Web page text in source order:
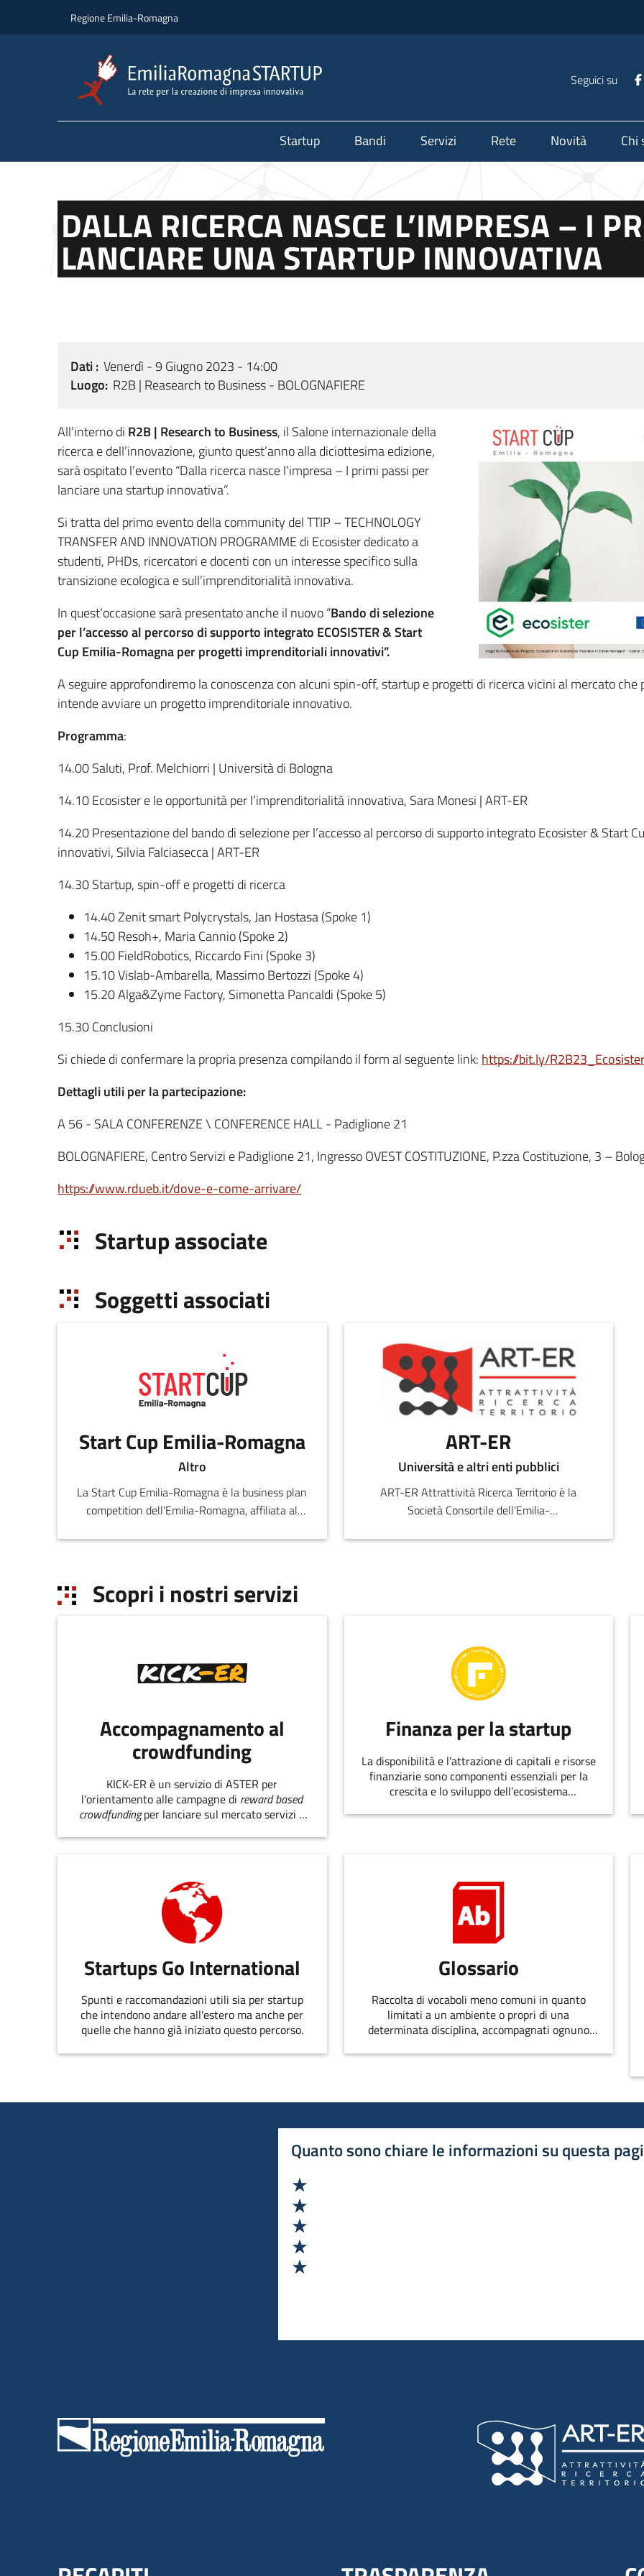
Regione Emilia-Romagna
Seguici su
Startup Bandi Servizi Rete Novità Chi
DALLA RICERCA NASCE L’IMPRESA – I
LANCIARE UNA STARTUP INNOVATIVA
Dati Venerdì - 9 Giugno 2023 - 14:00
Luogo R2B | Reasearch to Business - BOLOGNAFIERE
All’interno di R2B | Research to Business, il Salone internazionale della
ricerca e dell’innovazione, giunto quest’anno alla diciottesima edizione,
sarà ospitato l’evento “Dalla ricerca nasce l’impresa – I primi passi per
lanciare una startup innovativa”.
Si tratta del primo evento della community del TTIP – TECHNOLOGY
TRANSFER AND INNOVATION PROGRAMME di Ecosister dedicato a
studenti, PHDs, ricercatori e docenti con un interesse specifico sulla
transizione ecologica e sull’imprenditorialità innovativa.
In quest’occasione sarà presentato anche il nuovo “Bando di selezione
per l’accesso al percorso di supporto integrato ECOSISTER & Start
Cup Emilia-Romagna per progetti imprenditoriali innovativi”.
A seguire approfondiremo la conoscenza con alcuni spin-off, startup e progetti di ricerca vicini al mercato che
intende avviare un progetto imprenditoriale innovativo.
Programma:
14.00 Saluti, Prof. Melchiorri | Università di Bologna
14.10 Ecosister e le opportunità per l’imprenditorialità innovativa, Sara Monesi | ART-ER
14.20 Presentazione del bando di selezione per l’accesso al percorso di supporto integrato Ecosister & Start
innovativi, Silvia Falciasecca | ART-ER
14.30 Startup, spin-off e progetti di ricerca
14.40 Zenit smart Polycrystals, Jan Hostasa (Spoke 1)
14.50 Resoh+, Maria Cannio (Spoke 2)
15.00 FieldRobotics, Riccardo Fini (Spoke 3)
15.10 Vislab-Ambarella, Massimo Bertozzi (Spoke 4)
15.20 Alga&Zyme Factory, Simonetta Pancaldi (Spoke 5)
15.30 Conclusioni
Si chiede di confermare la propria presenza compilando il form al seguente link: https://bit.ly/R2B23_Ecosister
Dettagli utili per la partecipazione:
A 56 - SALA CONFERENZE \ CONFERENCE HALL - Padiglione 21
BOLOGNAFIERE, Centro Servizi e Padiglione 21, Ingresso OVEST COSTITUZIONE, P.zza Costituzione, 3 –
https://www.rdueb.it/dove-e-come-arrivare/
Startup associate
Soggetti associati
Start Cup Emilia-Romagna
Altro
La Start Cup Emilia-Romagna è la business plan
competition dell’Emilia-Romagna, affiliata al
ART-ER
Università e altri enti pubblici
ART-ER Attrattività Ricerca Territorio è la
Società Consortile dell’Emilia-
sostenibile della regione attr
Scopri i nostri servizi
Accompagnamento al
crowdfunding
KICK-ER è un servizio di ASTER per
l'orientamento alle campagne di reward based
crowdfundingper lanciare sul mercato servizi e
Finanza per la startup
La disponibilità e l’attrazione di capitali e risorse
finanziarie sono componenti essenziali per la
crescita e lo sviluppo dell’ecosistema
Startups Go International
Spunti e raccomandazioni utili sia per startup
che intendono andare all'estero ma anche per
quelle che hanno già iniziato questo percorso.
Glossario
Raccolta di vocaboli meno comuni in quanto
limitati a un ambiente o propri di una
determinata disciplina, accompagnati ognuno
osservazioni.
Quanto sono chiare le informazioni su questa